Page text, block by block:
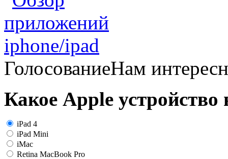
ГолосованиеНам
Какое Apple устройство
iPad 4
iPad Mini
iMac
Retina MacBook Pro